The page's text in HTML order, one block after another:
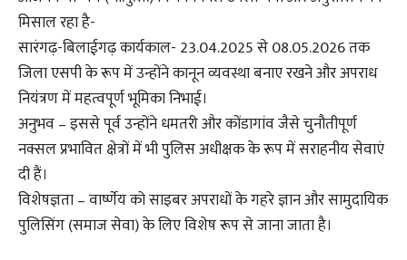
मिसाल रहा है-
सारंगढ़-बिलाईगढ़ कार्यकाल- 23.04.2025 से 08.05.2026 तक
जिला एसपी के रूप में उन्होंने कानून व्यवस्था बनाए रखने और अपराध
नियंत्रण में महत्वपूर्ण भूमिका निभाई।
अनुभव – इससे पूर्व उन्होंने धमतरी और कोंडागांव जैसे चुनौतीपूर्ण
नक्सल प्रभावित क्षेत्रों में भी पुलिस अधीक्षक के रूप में सराहनीय सेवाएं
दी हैं।
विशेषज्ञता – वार्ष्णेय को साइबर अपराधों के गहरे ज्ञान और सामुदायिक
पुलिसिंग (समाज सेवा) के लिए विशेष रूप से जाना जाता है।